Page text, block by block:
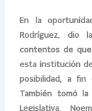
En la
Rodríguez, dio
contentos de
esta institución
posibilidad, a fin
También tomó